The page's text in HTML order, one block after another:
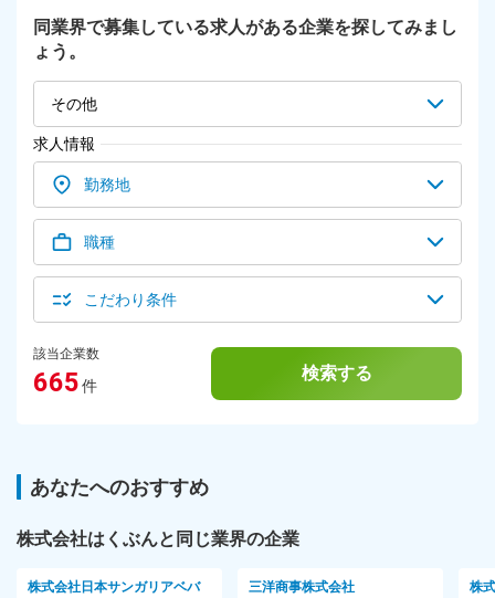
知識を学んでいただきます。 およそ3ヶ月～1年程度を目途に
一人前になっていただけたらと想定していますが、あなたの習
「プロダクトデザインの実務が未経験で不安…」という方も、
ご安心ください！ 【安定企業】 全国約800社ほどの販売店が
ているため、継続的な発注をいただく安定した経営基盤を持っ
同業界で募集している求人がある企業を探してみまし
ょう。
その他
求人情報
勤務地
職種
こだわり条件
該当企業数
665件
検索する
あなたへのおすすめ
株式会社はくぶんと同じ業界の企業
株式会社日本サンガリアベバ
三洋商事株式会社 株